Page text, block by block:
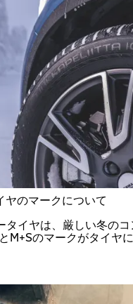
ヤのマークについて
タイヤは、厳しい冬の
M+Sのマークがタイヤ